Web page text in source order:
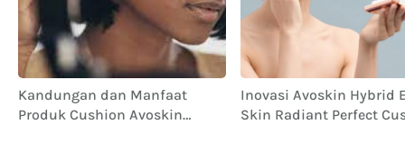
Kandungan dan Manfaat
Produk Cushion Avoskin
Inovasi Avoskin Hybrid
Skin Radiant Perfect